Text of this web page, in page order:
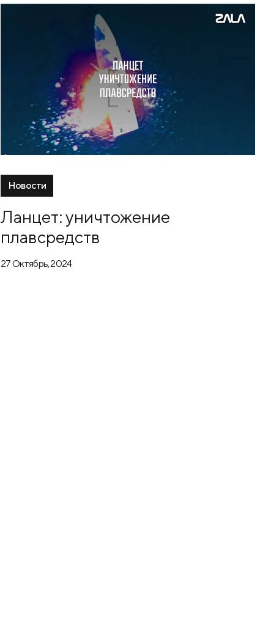
Новости
Ланцет: уничтожение
плавсредств
27 Октябрь, 2024